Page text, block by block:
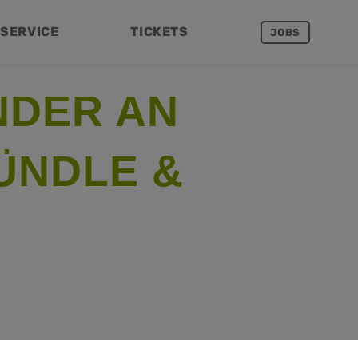
SERVICE TICKETS JOBS
AN
&